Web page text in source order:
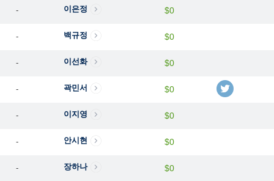
- 이은정 $0
- 백규정 $0
- 이선화 $0
- 곽민서 $0
- 이지영 $0
- 안시현 $0
- 장하나 $0